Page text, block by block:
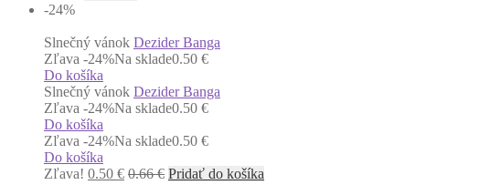
-24%
Slnečný vánok Dezider Banga
Zľava -24%Na sklade0.50 €
Do košíka
Slnečný vánok Dezider Banga
Zľava -24%Na sklade0.50 €
Do košíka
Zľava -24%Na sklade0.50 €
Do košíka
Zľava! 0.50 € 0.66€ Pridať do košíka